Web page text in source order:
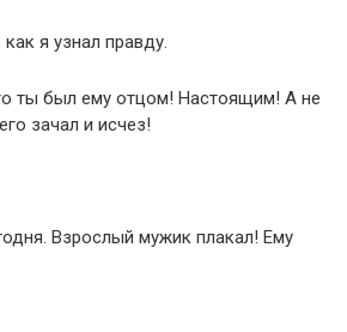
я узнал правду.
ты был ему отцом! Настоящим! А не
зачал и исчез!
Взрослый мужик плакал! Ему